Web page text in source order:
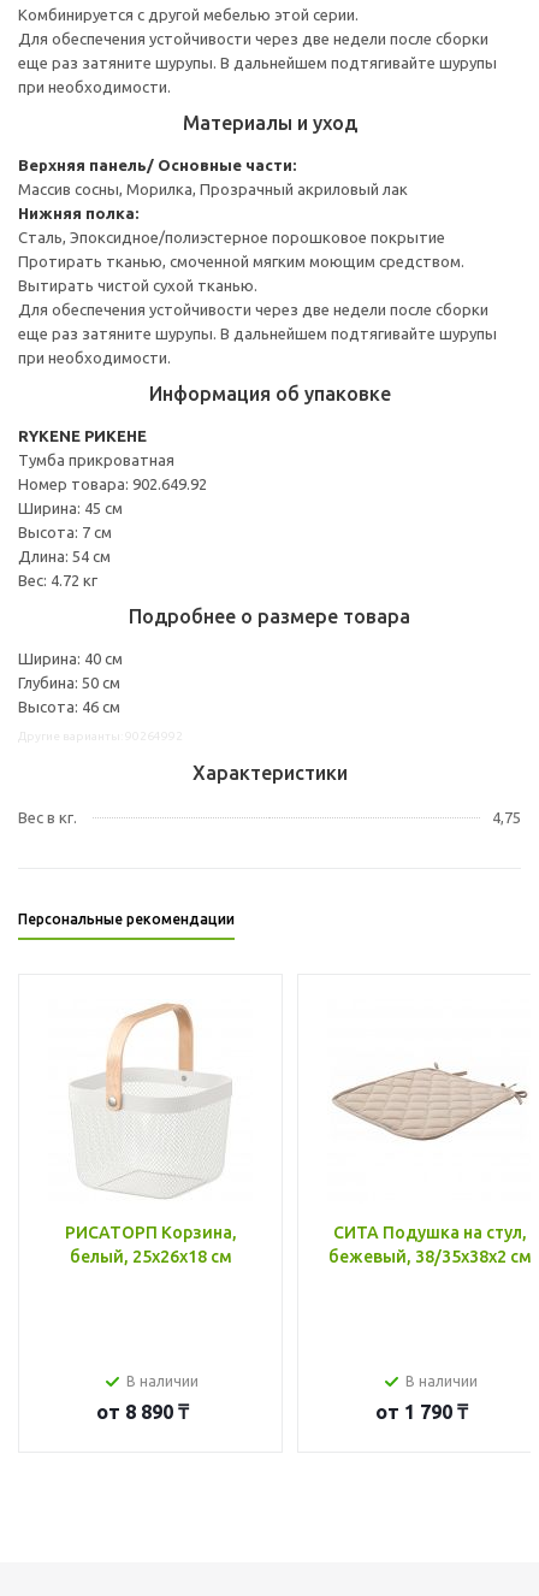
Комбинируется с другой мебелью этой серии.
Для обеспечения устойчивости через две недели после сборки
еще раз затяните шурупы. В дальнейшем подтягивайте шурупы
при необходимости.
Материалы и уход
Верхняя панель/ Основные части:
Массив сосны, Морилка, Прозрачный акриловый лак
Нижняя полка:
Сталь, Эпоксидное/полиэстерное порошковое покрытие
Протирать тканью, смоченной мягким моющим средством.
Вытирать чистой сухой тканью.
Для обеспечения устойчивости через две недели после сборки
еще раз затяните шурупы. В дальнейшем подтягивайте шурупы
при необходимости.
Информация об упаковке
RYKENE РИКЕНЕ
Тумба прикроватная
Номер товара: 902.649.92
Ширина: 45 см
Высота: 7 см
Длина: 54 см
Вес: 4.72 кг
Подробнее о размере товара
Ширина: 40 см
Глубина: 50 см
Высота: 46 см
Характеристики
Вес в кг. 4,75
Персональные рекомендации
РИСАТОРП Корзина,
белый, 25x26x18 см
В наличии
от 8 890 ₸
СИТА Подушка на стул,
бежевый, 38/35x38x2 см
В наличии
от 1 790 ₸